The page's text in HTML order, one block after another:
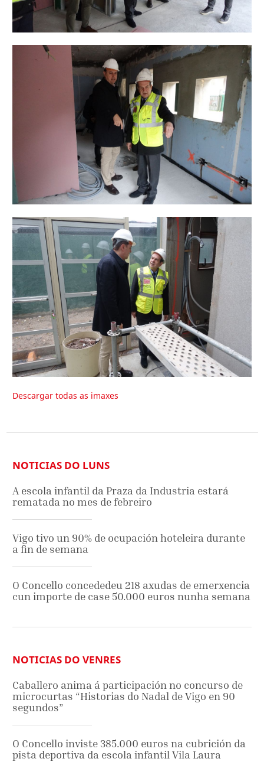
Descargar todas as imaxes
NOTICIAS DO LUNS
A escola infantil da Praza da Industria estará
rematada no mes de febreiro
Vigo tivo un 90% de ocupación hoteleira durante
a fin de semana
O Concello concededeu 218 axudas de emerxencia
cun importe de case 50.000 euros nunha semana
NOTICIAS DO VENRES
Caballero anima á participación no concurso de
microcurtas “Historias do Nadal de Vigo en 90
segundos”
O Concello inviste 385.000 euros na cubrición da
pista deportiva da escola infantil Vila Laura